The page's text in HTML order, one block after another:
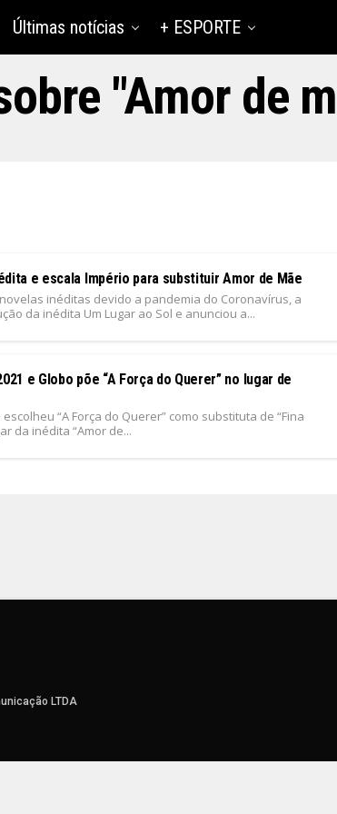
Últimas notícias + ESPORTE
"Amor de
e escala Império para substituir Amor de Mãe
inéditas devido a pandemia do Coronavírus, a
da inédita Um Lugar ao Sol e anunciou a...
e Globo põe “A Força do Querer” no lugar de
“A Força do Querer” como substituta de “Fina
da inédita “Amor de...
LTDA